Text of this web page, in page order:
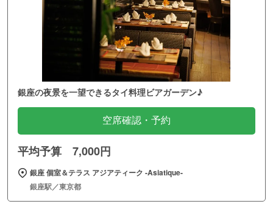
銀座の夜景を一望できるタイ料理ビアガーデン♪
空席確認・予約
平均予算 7,000円
銀座 個室＆テラス アジアティーク ‐Asiatique‐
銀座駅／東京都